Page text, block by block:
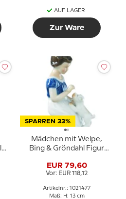
AUF LAGER
Zur Ware
SPARREN 33%
Mädchen mit Welpe,
Bing & Gröndahl Figur
EUR 79,60
Vor: EUR 118,12
Artikelnr.: 1021477
Maß: H: 13 cm